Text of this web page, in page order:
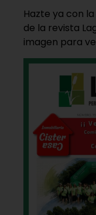
Hazte ya con
de la revista
imagen para